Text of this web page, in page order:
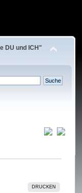
DU und ICH"
DRUCKEN